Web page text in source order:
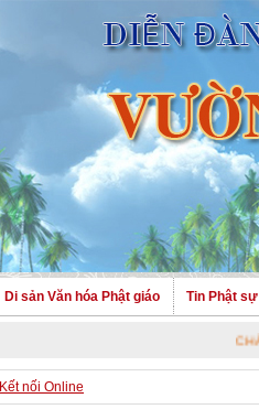
Di sản Văn hóa Phật giáo Tin Phật sự
CHÀO MỪNG
Kết nối Online